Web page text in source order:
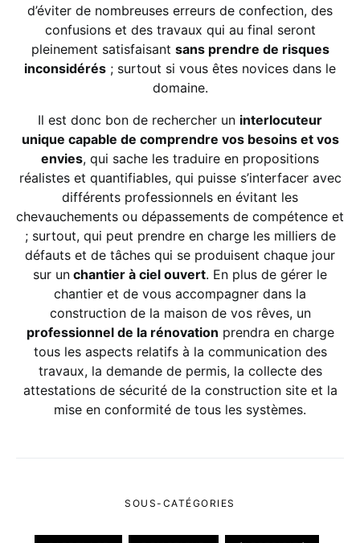
d’éviter de nombreuses erreurs de confection, des
confusions et des travaux qui au final seront
pleinement satisfaisant sans prendre de risques
inconsidérés ; surtout si vous êtes novices dans le
domaine.
Il est donc bon de rechercher un interlocuteur
unique capable de comprendre vos besoins et vos
envies, qui sache les traduire en propositions
réalistes et quantifiables, qui puisse s’interfacer avec
différents professionnels en évitant les
chevauchements ou dépassements de compétence et
; surtout, qui peut prendre en charge les milliers de
défauts et de tâches qui se produisent chaque jour
sur un chantier à ciel ouvert. En plus de gérer le
chantier et de vous accompagner dans la
construction de la maison de vos rêves, un
professionnel de la rénovation prendra en charge
tous les aspects relatifs à la communication des
travaux, la demande de permis, la collecte des
attestations de sécurité de la construction site et la
mise en conformité de tous les systèmes.
SOUS-CATÉGORIES